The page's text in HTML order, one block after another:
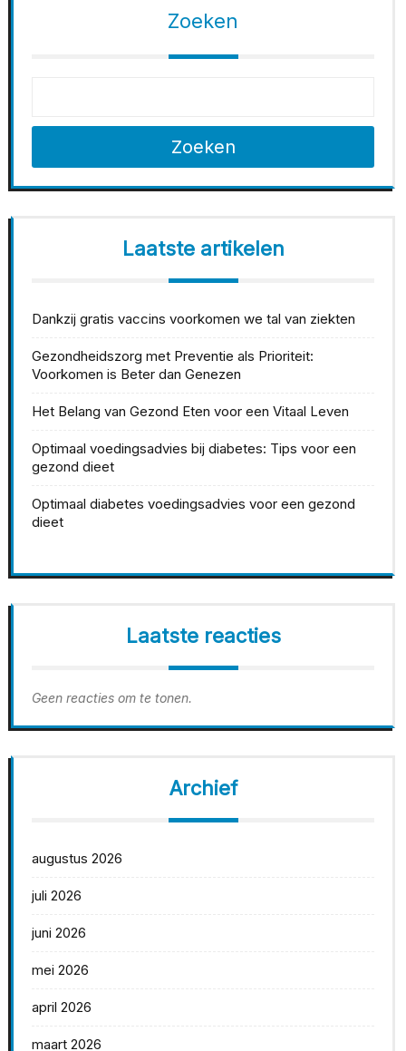
Zoeken
Zoeken
Laatste artikelen
Dankzij gratis vaccins voorkomen we tal van ziekten
Gezondheidszorg met Preventie als Prioriteit:
Voorkomen is Beter dan Genezen
Het Belang van Gezond Eten voor een Vitaal Leven
Optimaal voedingsadvies bij diabetes: Tips voor een
gezond dieet
Optimaal diabetes voedingsadvies voor een gezond
dieet
Laatste reacties
Geen reacties om te tonen.
Archief
augustus 2026
juli 2026
juni 2026
mei 2026
april 2026
maart 2026